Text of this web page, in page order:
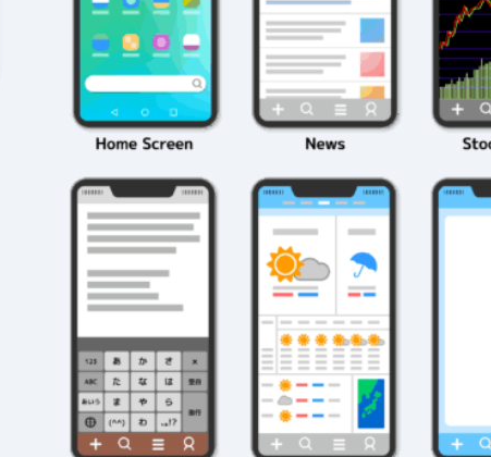
編成の秘訣
ク10選